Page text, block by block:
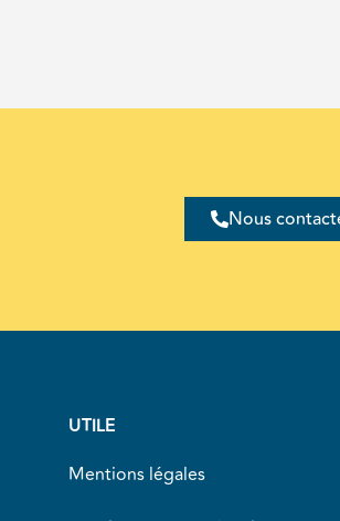
Nous
UTILE
Mentions légales